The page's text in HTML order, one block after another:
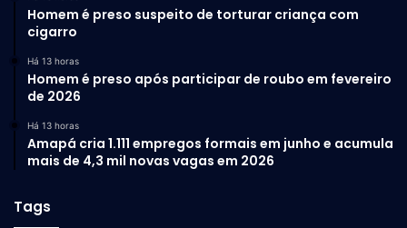
Homem é preso suspeito de torturar criança com
cigarro
Há 13 horas
Homem é preso após participar de roubo em fevereiro
de 2026
Há 13 horas
Amapá cria 1.111 empregos formais em junho e acumula
mais de 4,3 mil novas vagas em 2026
Tags